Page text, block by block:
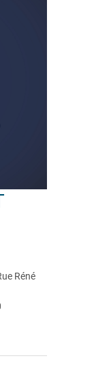
Réné